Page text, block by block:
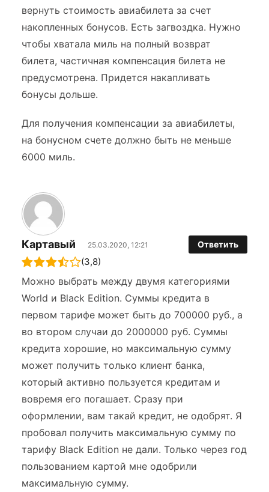
вернуть стоимость авиабилета за счет
накопленных бонусов. Есть загвоздка. Нужно
чтобы хватала миль на полный возврат
билета, частичная компенсация билета не
предусмотрена. Придется накапливать
бонусы дольше.
Для получения компенсации за авиабилеты,
на бонусном счете должно быть не меньше
6000 миль.
Картавый 25.03.2020, 12:21 Ответить
(3,8)
Можно выбрать между двумя категориями
World и Black Edition. Суммы кредита в
первом тарифе может быть до 700000 руб., а
во втором случаи до 2000000 руб. Суммы
кредита хорошие, но максимальную сумму
может получить только клиент банка,
который активно пользуется кредитам и
вовремя его погашает. Сразу при
оформлении, вам такай кредит, не одобрят. Я
пробовал получить максимальную сумму по
тарифу Black Edition не дали. Только через год
пользованием картой мне одобрили
максимальную сумму.